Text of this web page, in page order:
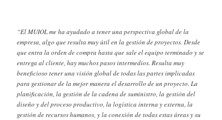
“El MUIOL me ha ayudado a tener una perspectiva global de la
empresa, algo que resulta muy útil en la gestión de proyectos. Desde
que entra la orden de compra hasta que sale el equipo terminado y se
entrega al cliente, hay muchos pasos intermedios. Resulta muy
beneficioso tener una visión global de todas las partes implicadas
para gestionar de la mejor manera el desarrollo de un proyecto. La
planificación, la gestión de la cadena de suministro, la gestión del
diseño y del proceso productivo, la logística interna y externa, la
gestión de recursos humanos, y la conexión de todas estas áreas y su